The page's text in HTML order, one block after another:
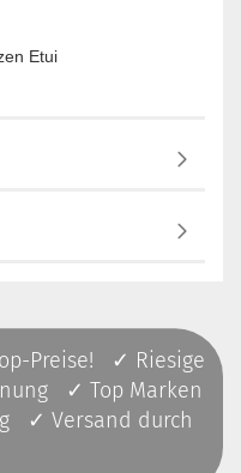
Etui
Preise! ✓ Riesige
✓ Top Marken
✓ Versand durch